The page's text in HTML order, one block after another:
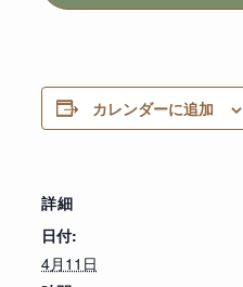
カレンダーに追加
詳細
日付:
4月11日